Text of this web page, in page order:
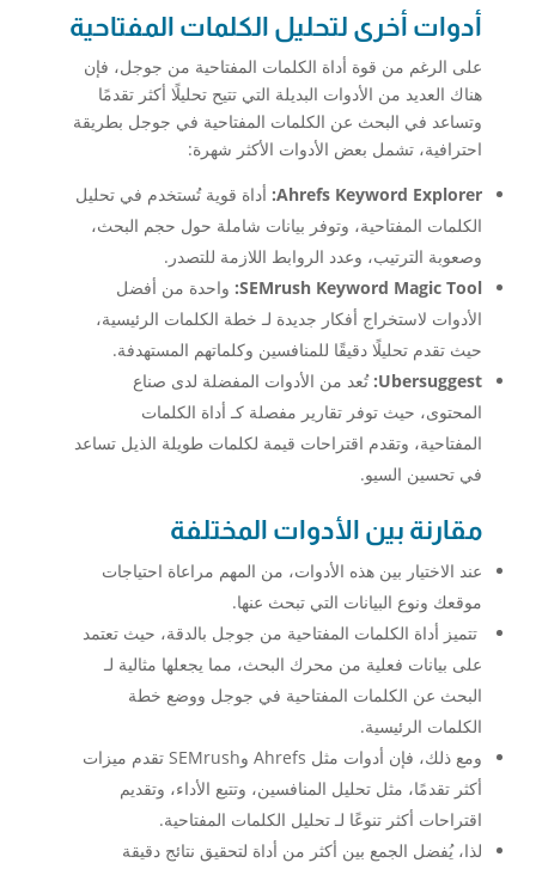
أدوات أخرى لتحليل الكلمات المفتاحية
على الرغم من قوة أداة الكلمات المفتاحية من جوجل، فإن
هناك العديد من الأدوات البديلة التي تتيح تحليلًا أكثر تقدمًا
وتساعد في البحث عن الكلمات المفتاحية في جوجل بطريقة
احترافية، تشمل بعض الأدوات الأكثر شهرة:
Ahrefs Keyword Explorer: أداة قوية تُستخدم في تحليل
الكلمات المفتاحية، وتوفر بيانات شاملة حول حجم البحث،
وصعوبة الترتيب، وعدد الروابط اللازمة للتصدر.
SEMrush Keyword Magic Tool: واحدة من أفضل
الأدوات لاستخراج أفكار جديدة لـ خطة الكلمات الرئيسية،
حيث تقدم تحليلًا دقيقًا للمنافسين وكلماتهم المستهدفة.
Ubersuggest: تُعد من الأدوات المفضلة لدى صناع
المحتوى، حيث توفر تقارير مفصلة كـ أداة الكلمات
المفتاحية، وتقدم اقتراحات قيمة لكلمات طويلة الذيل تساعد
في تحسين السيو.
مقارنة بين الأدوات المختلفة
عند الاختيار بين هذه الأدوات، من المهم مراعاة احتياجات
موقعك ونوع البيانات التي تبحث عنها.
تتميز أداة الكلمات المفتاحية من جوجل بالدقة، حيث تعتمد
على بيانات فعلية من محرك البحث، مما يجعلها مثالية لـ
البحث عن الكلمات المفتاحية في جوجل ووضع خطة
الكلمات الرئيسية.
ومع ذلك، فإن أدوات مثل Ahrefs وSEMrush تقدم ميزات
أكثر تقدمًا، مثل تحليل المنافسين، وتتبع الأداء، وتقديم
اقتراحات أكثر تنوعًا لـ تحليل الكلمات المفتاحية.
لذا، يُفضل الجمع بين أكثر من أداة لتحقيق نتائج دقيقة